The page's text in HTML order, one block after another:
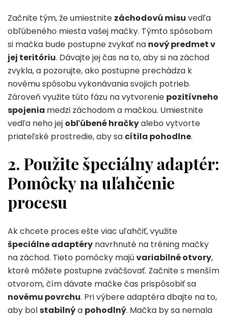
Začnite tým, že umiestnite záchodovú misu vedľa
obľúbeného miesta vašej mačky. Týmto spôsobom
si mačka bude postupne zvykať na nový predmet v
jej teritóriu. Dávajte jej čas na to, aby si na záchod
zvykla, a pozorujte, ako postupne prechádza k
novému spôsobu vykonávania svojich potrieb.
Zároveň využite túto fázu na vytvorenie pozitívneho
spojenia medzi záchodom a mačkou. Umiestnite
vedľa neho jej obľúbené hračkyalebo vytvorte
priateľské prostredie, aby sa cítila pohodlne.
2. Použite špeciálny adaptér:
Pomôcky na uľahčenie
procesu
Ak chcete proces ešte viac uľahčiť, využite
špeciálne adaptéry navrhnuté na tréning mačky
na záchod. Tieto pomôcky majúvariabilné otvory,
ktoré môžete postupne zväčšovať. Začnite s menším
otvorom, čím dávate mačke čas prispôsobiť sa
novému povrchu. Pri výbere adaptéra dbajte na to,
aby bolstabilnýa pohodlný. Mačka by sa nemala